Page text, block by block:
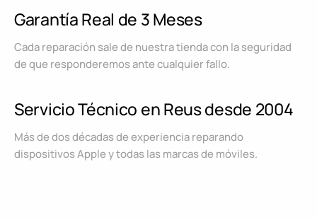
Garantía Real de 3 Meses
Cada reparación sale de nuestra tienda con la seguridad
de que responderemos ante cualquier fallo.
Servicio Técnico en Reus desde 2004
Más de dos décadas de experiencia reparando
dispositivos Apple y todas las marcas de móviles.